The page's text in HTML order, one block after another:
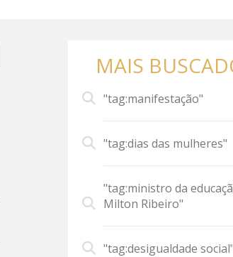
MAIS
"tag:manifestação"
"tag:dias das mulheres"
"tag:ministro da
Milton Ribeiro"
"tag:desigualdade social"